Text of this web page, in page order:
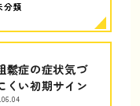
分類
鬆症の症状気づ
くい初期サイン